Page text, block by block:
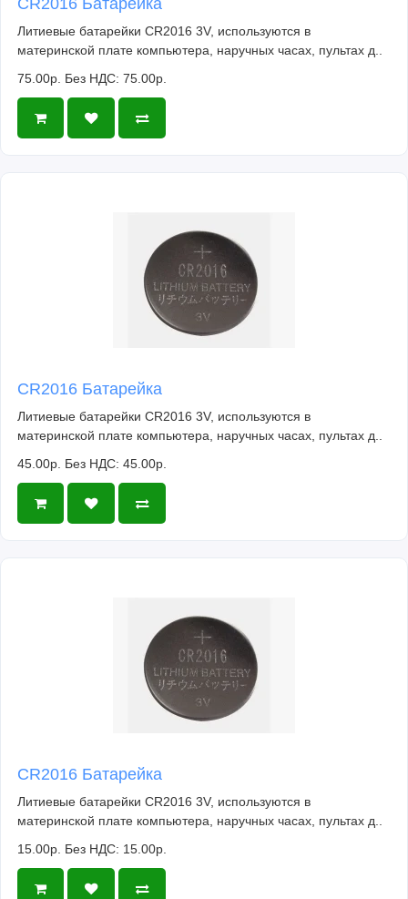
CR2016 Батарейка
Литиевые батарейки CR2016 3V, используются в
материнской плате компьютера, наручных часах, пультах д..
75.00р. Без НДС: 75.00р.
CR2016 Батарейка
Литиевые батарейки CR2016 3V, используются в
материнской плате компьютера, наручных часах, пультах д..
45.00р. Без НДС: 45.00р.
CR2016 Батарейка
Литиевые батарейки CR2016 3V, используются в
материнской плате компьютера, наручных часах, пультах д..
15.00р. Без НДС: 15.00р.